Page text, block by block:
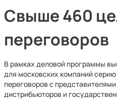
Свыше 460
переговоров
В рамках деловой программы
для московских компаний
переговоров с
дистрибьюторов и